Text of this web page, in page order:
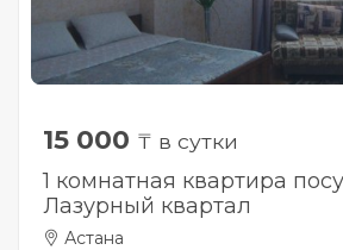
15 000 ₸ в сутки
1 комнатная квартира
Лазурный квартал
Астана